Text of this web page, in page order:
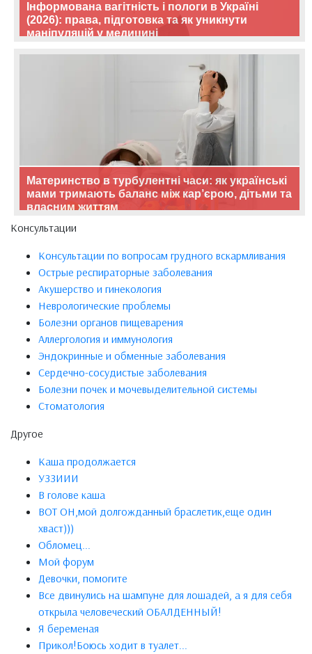
Інформована вагітність і пологи в Україні
(2026): права, підготовка та як уникнути
маніпуляцій у медицині
Материнство в турбулентні часи: як українські
мами тримають баланс між кар’єрою, дітьми та
власним життям
Консультации
Консультации по вопросам грудного вскармливания
Острые респираторные заболевания
Акушерство и гинекология
Неврологические проблемы
Болезни органов пищеварения
Аллергология и иммунология
Эндокринные и обменные заболевания
Сердечно-сосудистые заболевания
Болезни почек и мочевыделительной системы
Стоматология
Другое
Каша продолжается
УЗЗИИИ
В голове каша
ВОТ ОН,мой долгожданный браслетик,еще один
хваст)))
Обломец...
Мой форум
Девочки, помогите
Все двинулись на шампуне для лошадей, а я для себя
открыла человеческий ОБАЛДЕННЫЙ!
Я беременая
Прикол!Боюсь ходит в туалет...